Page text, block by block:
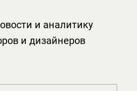
и аналитику
и дизайнеров